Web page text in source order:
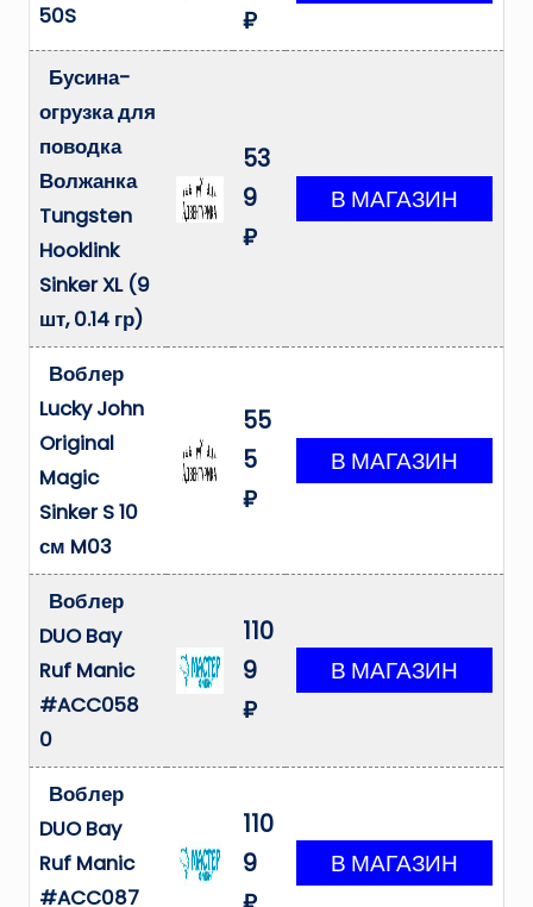
50S
₽
Бусина-
огрузка для
поводка
Волжанка
Tungsten
Hooklink
Sinker XL (9
шт, 0.14 гр)
53
9
₽
Воблер
Lucky John
Original
Magic
Sinker S 10
см M03
55
5
₽
Воблер
DUO Bay
Ruf Manic
#ACC058
0
110
9
₽
Воблер
DUO Bay
Ruf Manic
#ACC087
110
9